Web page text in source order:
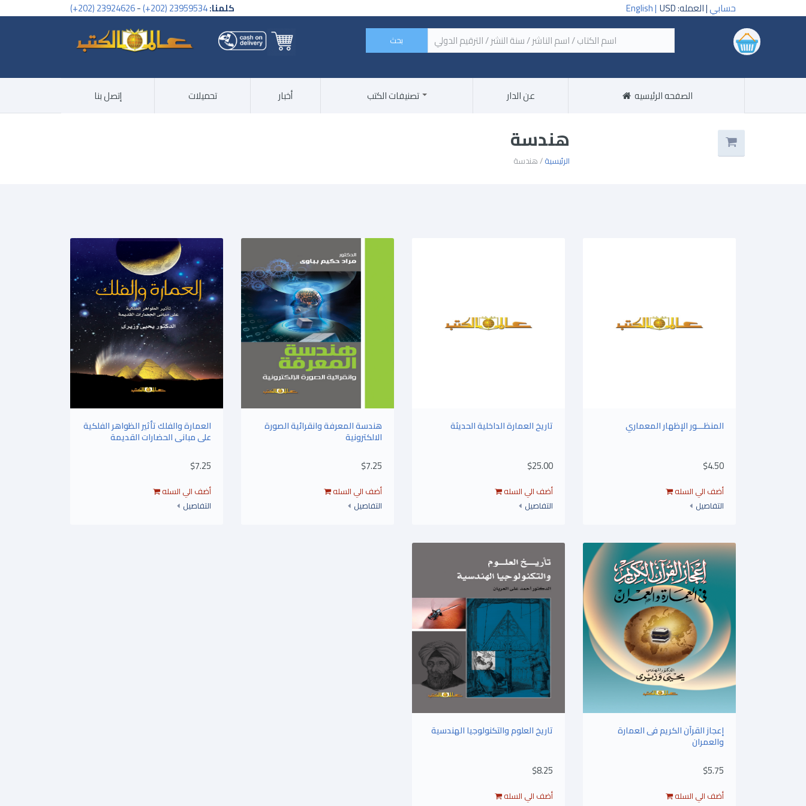
كلمنا:23959534 (202+)
-
23924626 (202+) حسابي| العمله: USD
English |
‏اسم الكتاب / اسم الناشر / سنة النشر / الترقيم الدولي ‏
إتصل بنا تحميلات أخبار تصنيفات الكتب عن الدار الصفحه الرئيسيه
هندسة
الرئيسية/ هندسة
المنظـــور الإظهار المعماري
$4.50
التفاصيل
تاريخ العمارة الداخلية الحديثة
$25.00
التفاصيل
هندسة المعرفة وانقرائية الصورة
الالكترونية
$7.25
التفاصيل
العمارة والفلك تأثير الظواهر الفلكية
على مبانى الحضارات القديمة
$7.25
التفاصيل
إعجاز القرآن الكريم فى العمارة
والعمران
$5.75
تاريخ العلوم والتكنولوجيا الهندسية
$8.25